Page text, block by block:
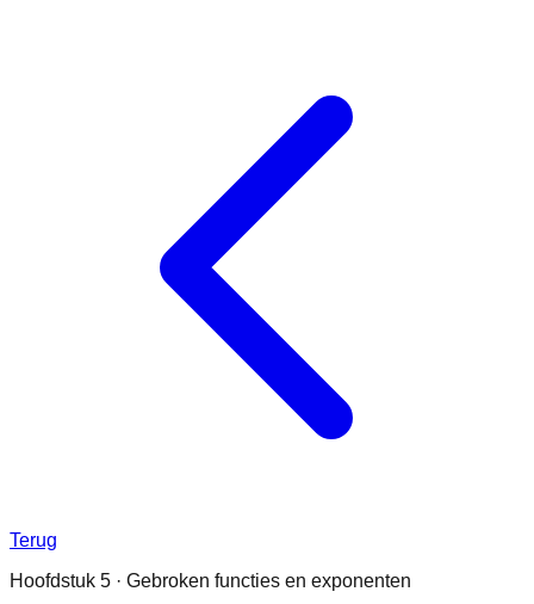
Terug
Hoofdstuk 5 · Gebroken functies en exponenten